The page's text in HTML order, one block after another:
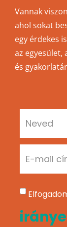
Vannak
ahol sokat
egy érdekes
az egyesület,
és